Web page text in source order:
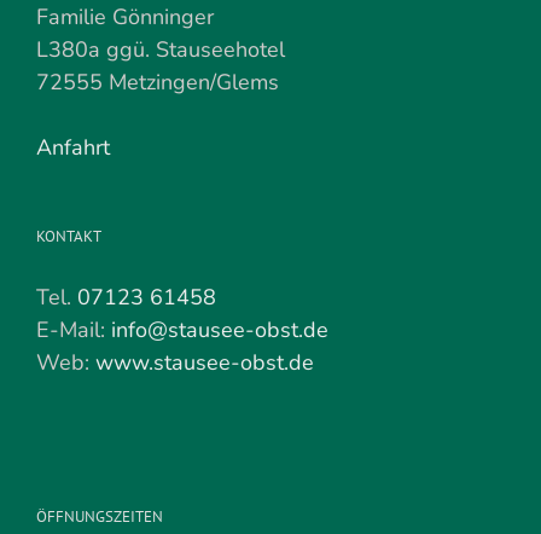
Familie Gönninger
L380a ggü. Stauseehotel
72555 Metzingen/Glems
Anfahrt
KONTAKT
Tel. 07123 61458
E-Mail: info@stausee-obst.de
Web: www.stausee-obst.de
ÖFFNUNGSZEITEN